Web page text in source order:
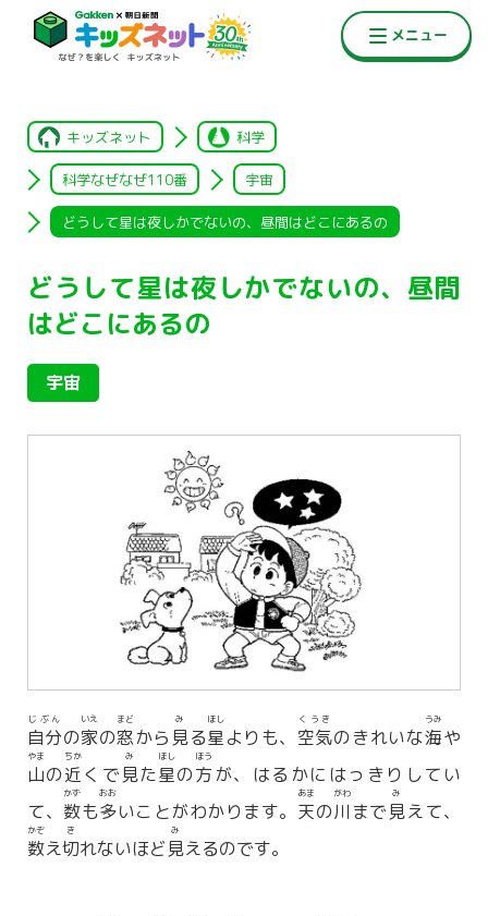
キッズネット 科学
科学なぜなぜ110番 宇宙
どうして星は夜しかでないの、昼間はどこにあるの
どうして星は夜しかでないの、昼間
はどこにあるの
宇宙
自分
じぶん
の家
いえ
の窓
まど
から 見
み
る星
ほし
よりも、 空気
くうき
のきれいな海
うみ
や
山
やま
の近
ちか
くで見
み
た星
ほし
の方
ほう
が、はるかにはっきりしてい
て、 数
かず
も多
おお
いことがわかります。 天
あま
の川
がわ
まで見
み
えて、
数
かぞ
え切
き
れないほど見
み
えるのです。